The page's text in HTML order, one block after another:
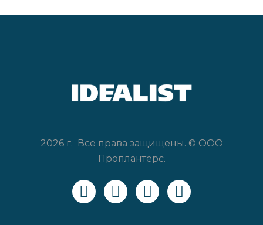
2026 г. Все права защищены. © ООО
Проплантерс.